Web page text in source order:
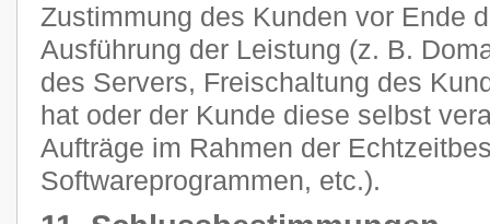
Zustimmung des Kunden vor Ende
Ausführung der Leistung (z. B.
des Servers, Freischaltung des
hat oder der Kunde diese selbst
Aufträge im Rahmen der
Softwareprogrammen, etc.).